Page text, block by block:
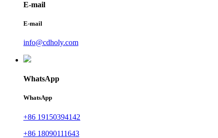
E-mail
E-mail
info@cdholy.com
WhatsApp
WhatsApp
+86 19150394142
+86 18090111643